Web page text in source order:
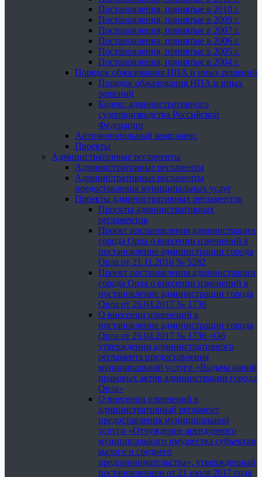
Постановления, принятые в 2010 г.
Постановления, принятые в 2009 г.
Постановления, принятые в 2007 г.
Постановления, принятые в 2006 г.
Постановления, принятые в 2005 г.
Постановления, принятые в 2004 г.
Порядок обжалования НПА и иных решений
Порядок обжалования НПА и иных
решений
Кодекс административного
судопроизводства Российской
Федерации
Антимонопольный комплаенс
Проекты
Административные регламенты
Административные регламенты
Административные регламенты
предоставления муниципальных услуг
Проекты административных регламентов
Проекты административных
регламентов
Проект постановления администрации
города Орла о внесении изменений в
постановление администрации города
Орла от 21.11.2016 № 5282
Проект постановления администрации
города Орла о внесении изменений в
постановление администрации города
Орла от 26.04.2017 № 1736
О внесении изменений в
постановление администрации города
Орла от 26.04.2017 № 1736 «Об
утверждении административного
регламента предоставления
муниципальной услуги «Выдача копий
правовых актов администрации города
Орла»
О внесении изменений в
административный регламент
предоставления муниципальной
услуги «Отчуждение арендуемого
муниципального имущества субъектам
малого и среднего
предпринимательства», утвержденный
постановлением от 21 июля 2017 года